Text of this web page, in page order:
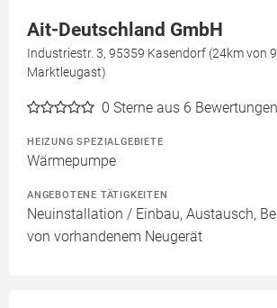
Ait-Deutschland GmbH
Industriestr. 3, 95359 Kasendorf (24km von
Marktleugast)
0 Sterne aus 6 Bewertungen
HEIZUNG SPEZIALGEBIETE
Wärmepumpe
ANGEBOTENE TÄTIGKEITEN
Neuinstallation / Einbau, Austausch,
von vorhandenem Neugerät